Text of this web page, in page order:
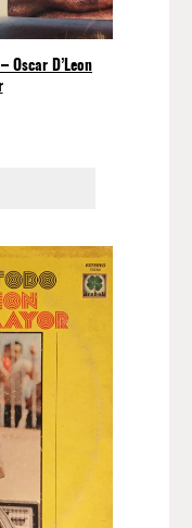
Oscar D’Leon